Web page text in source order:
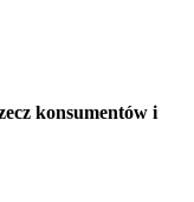
konsumentów i